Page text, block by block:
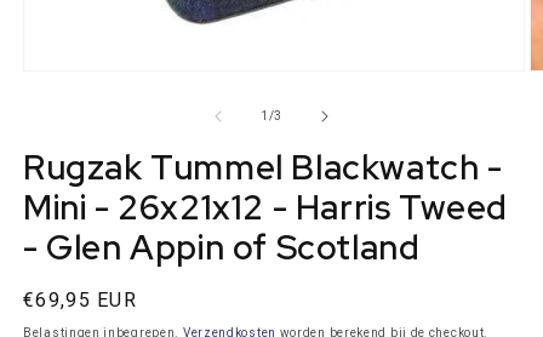
1 /van
3
Rugzak Tummel Blackwatch -
Mini - 26x21x12 - Harris Tweed
- Glen Appin of Scotland
Normale
prijs
€69,95 EUR
Belastingen inbegrepen. Verzendkosten worden berekend bij de checkout.